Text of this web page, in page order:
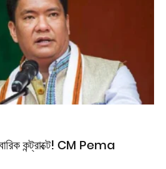
কন্ট্রাক্টে! CM Pema